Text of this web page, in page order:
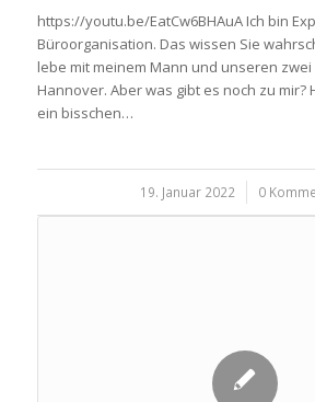
https://youtu.be/EatCw6BHAuA Ich bin
Büroorganisation. Das wissen Sie
lebe mit meinem Mann und unseren zwei
Hannover. Aber was gibt es noch zu mir?
ein bisschen…
19. Januar 2022
/ 0